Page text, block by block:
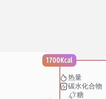
1700Kcal
热量
碳水化合物
糖